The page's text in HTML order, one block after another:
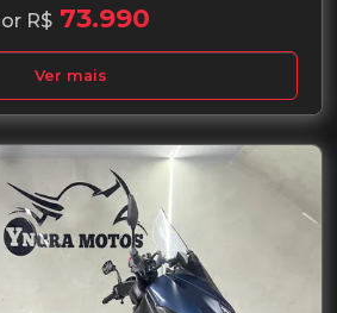
R$ 73.990
Ver mais